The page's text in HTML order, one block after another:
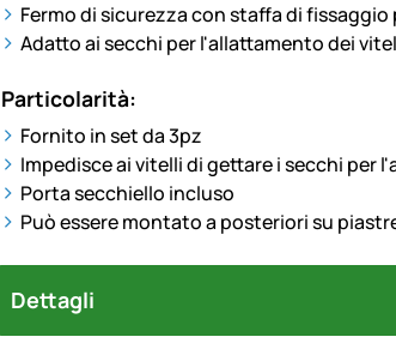
Fermo di sicurezza con staffa di fissaggio
Adatto ai secchi per l'allattamento dei
Particolarità:
Fornito in set da 3pz
Impedisce ai vitelli di gettare i secchi per
Porta secchiello incluso
Può essere montato a posteriori su
Dettagli